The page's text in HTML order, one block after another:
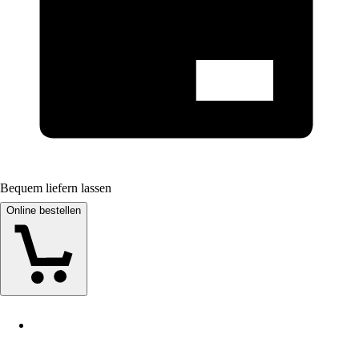
Bequem liefern lassen
Online bestellen